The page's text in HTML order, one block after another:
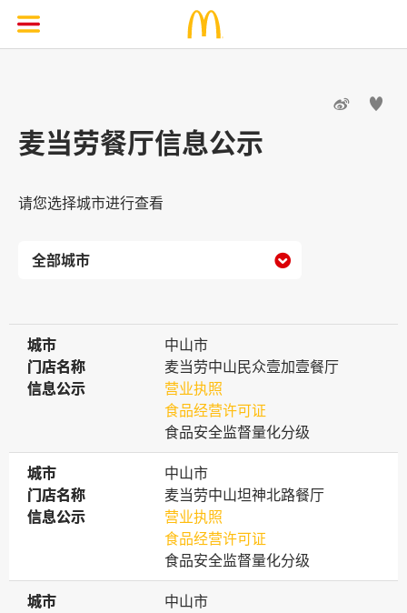
 
麦当劳餐厅信息公示
请您选择城市进行查看

城市
城市
中山市
门店名称
门店名称
麦当劳中山民众壹加壹餐厅
信息公示
信息公示
营业执照
食品经营许可证
食品安全监督量化分级
城市
城市
中山市
门店名称
门店名称
麦当劳中山坦神北路餐厅
信息公示
信息公示
营业执照
食品经营许可证
食品安全监督量化分级
城市
城市
中山市